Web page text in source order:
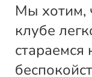
Мы хотим,
клубе